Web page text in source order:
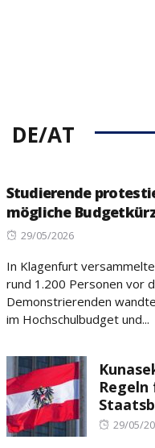
DE/AT
Studierende
mögliche
Posted
29/05/2026
In Klagenfurt
rund 1.200 Personen vor
Demonstrierenden
im Hochschulbudget und...
Posted
29/05/